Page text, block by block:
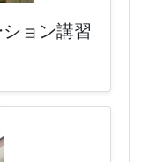
ョン講習